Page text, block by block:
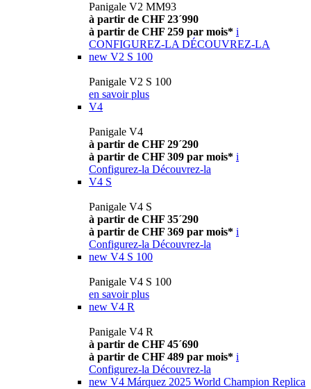
Panigale V2 MM93
à partir de CHF 23´990
à partir de CHF 259 par mois* i
CONFIGUREZ-LA DÉCOUVREZ-LA
new V2 S 100
Panigale V2 S 100
en savoir plus
V4
Panigale V4
à partir de CHF 29´290
à partir de CHF 309 par mois* i
Configurez-la Découvrez-la
V4 S
Panigale V4 S
à partir de CHF 35´290
à partir de CHF 369 par mois* i
Configurez-la Découvrez-la
new V4 S 100
Panigale V4 S 100
en savoir plus
new V4 R
Panigale V4 R
à partir de CHF 45´690
à partir de CHF 489 par mois* i
Configurez-la Découvrez-la
new V4 Márquez 2025 World Champion Replica